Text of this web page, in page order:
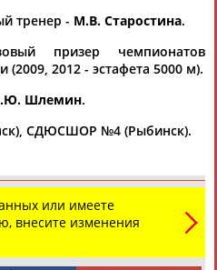
Рамазан
АБАЧАРАЕВ
Ростом
АБАШИДЗЕ
АБДИКАРИМОВААБДРАХМАНОВ
тренер - М.В. Старостина.
призер чемпионатов
(2009, 2012 - эстафета 5000 м).
Шлемин.
СДЮСШОР №4 (Рыбинск).
или имеете
внесите изменения